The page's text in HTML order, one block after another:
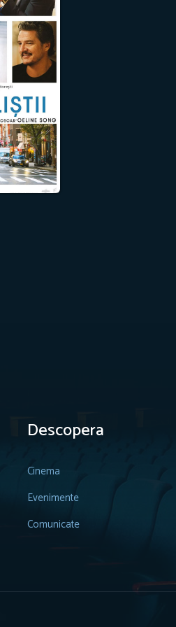
Descopera
Cinema
Evenimente
Comunicate